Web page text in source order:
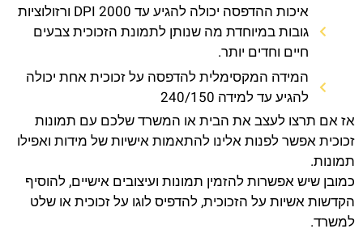
איכות ההדפסה יכולה להגיע עד 2000 DPI ורזולוציות
גובות במיוחדת מה שנותן לתמונת הזכוכית צבעים
חיים וחדים יותר.
המידה המקסימלית להדפסה על זכוכית אחת יכולה
להגיע עד למידה 240/150
אז אם תרצו לעצב את הבית או המשרד שלכם עם תמונות
זכוכית אפשר לפנות אלינו להתאמות אישיות של מידות ואפילו
תמונות.
כמובן שיש אפשרות להזמין תמונות ועיצובים אישיים, להוסיף
הקדשות אשיות על הזכוכית, להדפיס לוגו על זכוכית או שלט
למשרד.